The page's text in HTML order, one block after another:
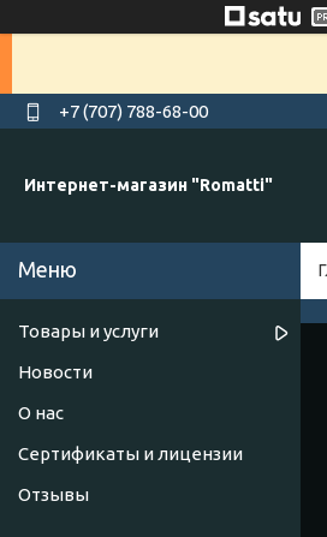
+7 (707) 788-68-00
Интернет-магазин "Romatti"
Товары и услуги
Новости
О нас
Сертификаты и лицензии
Отзывы